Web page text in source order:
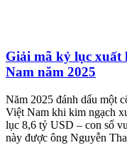
Giải mã kỷ lục xuất
Nam năm 2025
Năm 2025 đánh dấu một
Việt Nam khi kim ngạch
lục 8,6 tỷ USD – con số
này được ông Nguyễn